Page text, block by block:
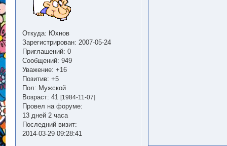
Откуда: Юхнов
Зарегистрирован: 2007-05-24
Приглашений: 0
Сообщений: 949
Уважение: +16
Позитив: +5
Пол: Мужской
Возраст: 41 [1984-11-07]
Провел на форуме:
13 дней 2 часа
Последний визит:
2014-03-29 09:28:41